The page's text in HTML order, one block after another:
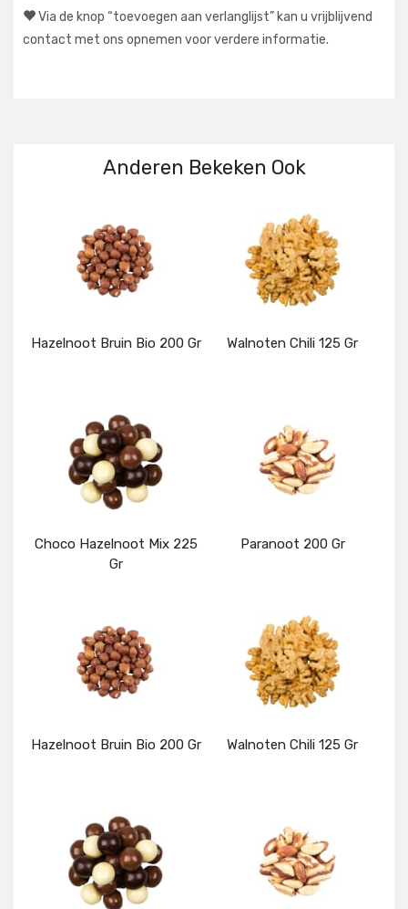
Via de knop “toevoegen aan verlanglijst” kan u vrijblijvend
contact met ons opnemen voor verdere informatie.
Anderen Bekeken Ook
Hazelnoot Bruin Bio 200 Gr
Details
Walnoten Chili 125 Gr
Details
Choco Hazelnoot Mix 225
Gr
Details
Paranoot 200 Gr
Details
Hazelnoot Bruin Bio 200 Gr
Details
Walnoten Chili 125 Gr
Details